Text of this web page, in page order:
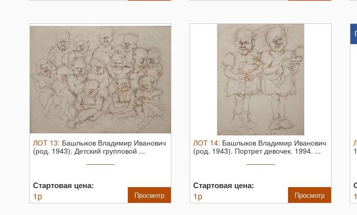
ЛОТ 13: Башлыков Владимир Иванович
(род. 1943). Детский групповой ...
Стартовая цена:
1р Просмотр
ЛОТ 14: Башлыков Владимир Иванович
(род. 1943). Портрет девочек. 1994. ...
Стартовая цена:
1р Просмотр 1